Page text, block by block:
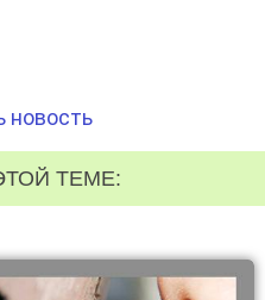
новость
ТЕМЕ: